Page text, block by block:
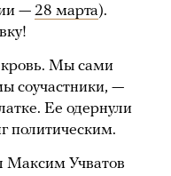
— 28 марта).
Мы сами
соучастники, —
Ее одернули
политическим.
Максим Учватов